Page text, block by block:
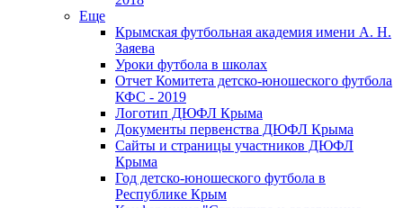
Еще
Крымская футбольная академия имени А. Н.
Заяева
Уроки футбола в школах
Отчет Комитета детско-юношеского футбола
КФС - 2019
Логотип ДЮФЛ Крыма
Документы первенства ДЮФЛ Крыма
Сайты и страницы участников ДЮФЛ
Крыма
Год детско-юношеского футбола в
Республике Крым